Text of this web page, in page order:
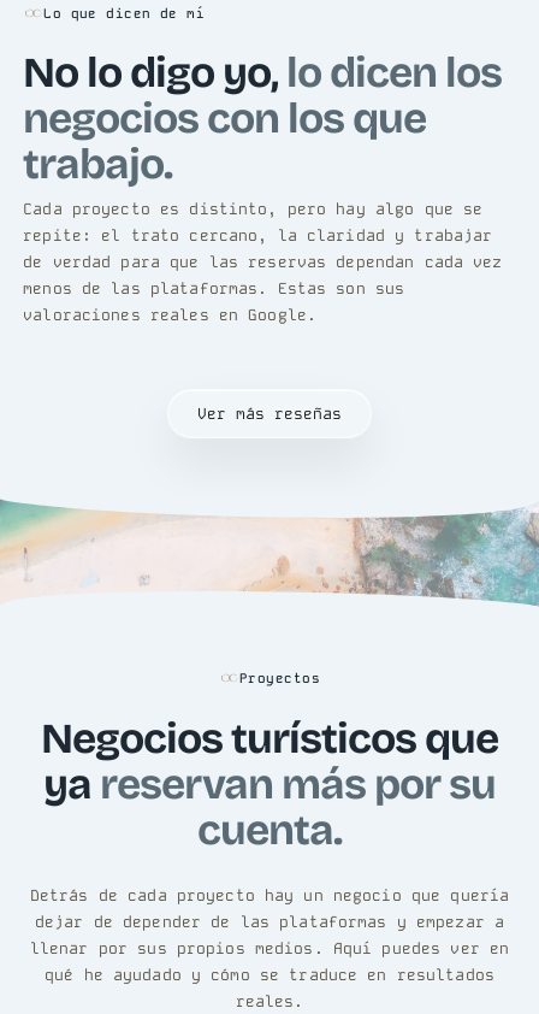
Lo que dicen de mí
No lo digo yo, lo dicen los
negocios con los que
trabajo.
Cada proyecto es distinto, pero hay algo que se
repite: el trato cercano, la claridad y trabajar
de verdad para que las reservas dependan cada vez
menos de las plataformas. Estas son sus
valoraciones reales en Google.
Ver más reseñas
Proyectos
Negocios turísticos que
ya reservan más por su
cuenta.
Detrás de cada proyecto hay un negocio que quería
dejar de depender de las plataformas y empezar a
llenar por sus propios medios. Aquí puedes ver en
qué he ayudado y cómo se traduce en resultados
reales.